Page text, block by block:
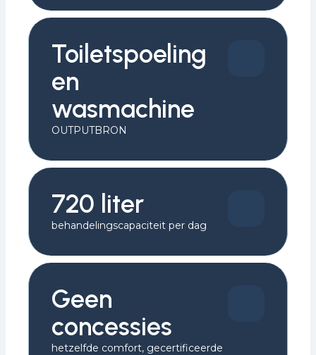
Toiletspoeling
en
wasmachine
OUTPUTBRON
720 liter
behandelingscapaciteit per dag
Geen
concessies
hetzelfde comfort, gecertificeerde